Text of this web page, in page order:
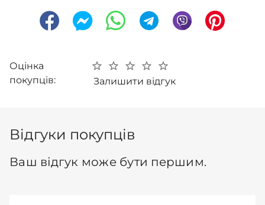
Оцінка
покупців:
Залишити відгук
Відгуки покупців
Ваш відгук може бути першим.